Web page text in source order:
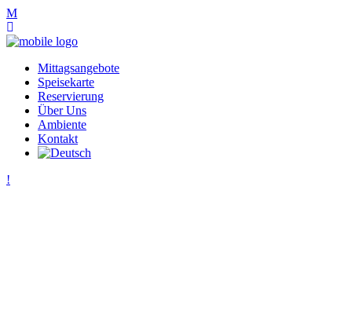
Mittagsangebote
Speisekarte
Reservierung
Über Uns
Ambiente
Kontakt